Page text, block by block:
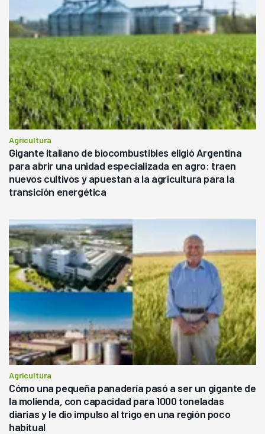
Agricultura
Gigante italiano de biocombustibles eligió Argentina
para abrir una unidad especializada en agro: traen
nuevos cultivos y apuestan a la agricultura para la
transición energética
Agricultura
Cómo una pequeña panadería pasó a ser un gigante de
la molienda, con capacidad para 1000 toneladas
diarias y le dio impulso al trigo en una región poco
habitual